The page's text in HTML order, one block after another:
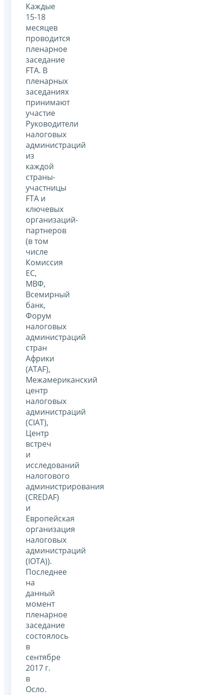
Каждые
15-18
месяцев
проводится
пленарное
заседание
FTA. В
пленарных
заседаниях
принимают
участие
Руководители
налоговых
администраций
из
каждой
страны-
участницы
FTA и
ключевых
организаций-
партнеров
(в том
числе
Комиссия
ЕС,
МВФ,
Всемирный
банк,
Форум
налоговых
администраций
стран
Африки
(ATAF),
Межамериканский
центр
налоговых
администраций
(CIAT),
Центр
встреч
и
исследований
налогового
администрирования
(CREDAF)
и
Европейская
организация
налоговых
администраций
(IOTA)).
Последнее
на
данный
момент
пленарное
заседание
состоялось
в
сентябре
2017 г.
в
Осло.